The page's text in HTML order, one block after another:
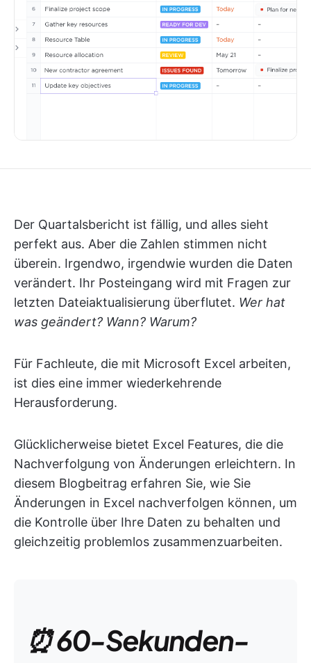
Der Quartalsbericht ist fällig, und alles sieht
perfekt aus. Aber die Zahlen stimmen nicht
überein. Irgendwo, irgendwie wurden die Daten
verändert. Ihr Posteingang wird mit Fragen zur
letzten Dateiaktualisierung überflutet. Wer hat
was geändert? Wann? Warum?
Für Fachleute, die mit Microsoft Excel arbeiten,
ist dies eine immer wiederkehrende
Herausforderung.
Glücklicherweise bietet Excel Features, die die
Nachverfolgung von Änderungen erleichtern. In
diesem Blogbeitrag erfahren Sie, wie Sie
Änderungen in Excel nachverfolgen können, um
die Kontrolle über Ihre Daten zu behalten und
gleichzeitig problemlos zusammenzuarbeiten.
⏰ 60-Sekunden-